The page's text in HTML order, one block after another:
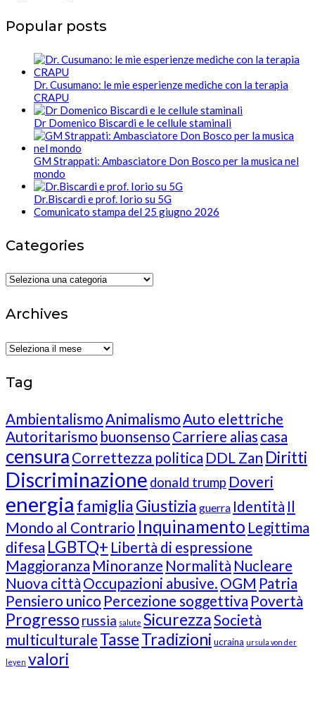
Popular posts
Dr. Cusumano: le mie esperienze mediche con la terapia
CRAPU
Dr Domenico Biscardi e le cellule staminali
GM Strappati: Ambasciatore Don Bosco per la musica nel
mondo
Dr.Biscardi e prof. Iorio su 5G
Comunicato stampa del 25 giugno 2026
Categories
Categories
Archives
Archives
Tag
Ambientalismo Animalismo Auto elettriche
Autoritarismo buonsenso Carriere alias casa
censura Correttezza politica DDL Zan Diritti
Discriminazione donald trump Doveri
energia famigliaGiustizia guerra Identità Il
Mondo al Contrario Inquinamento Legittima
difesa LGBTQ+ Libertà di espressione
Maggioranza Minoranze Normalità Nucleare
Nuova città Occupazioni abusive. OGM Patria
Pensiero unico Percezione soggettiva Povertà
Progresso russia salute SicurezzaSocietà
multiculturale TasseTradizioni ucraina ursula von der
leyen valori